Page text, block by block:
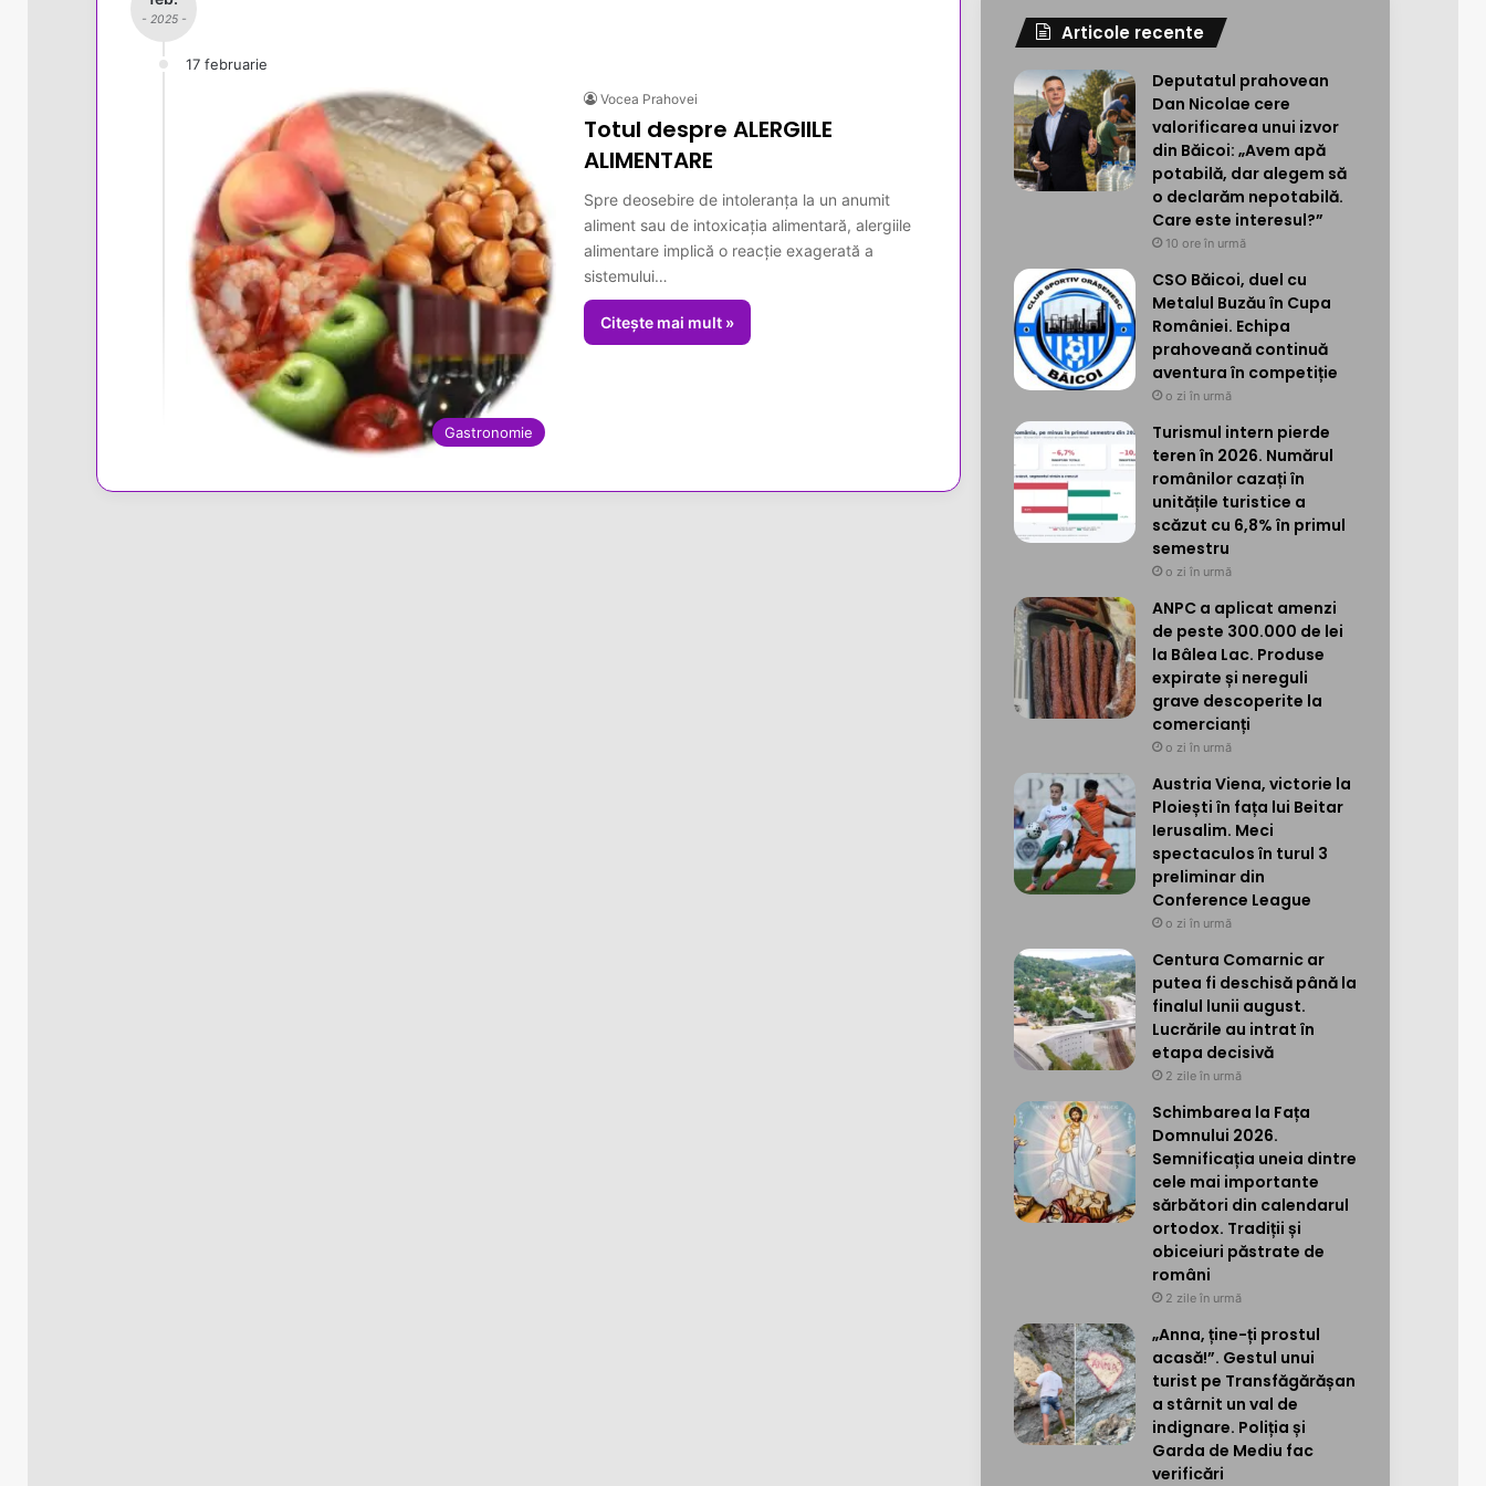
- 2025 -
17 februarie
Gastronomie
Vocea Prahovei
Totul despre ALERGIILE
ALIMENTARE
Spre deosebire de intoleranța la un anumit
aliment sau de intoxicația alimentară, alergiile
alimentare implică o reacție exagerată a
sistemului…
Citește mai mult »
Articole recente
Deputatul prahovean
Dan Nicolae cere
valorificarea unui izvor
din Băicoi: „Avem apă
potabilă, dar alegem să
o declarăm nepotabilă.
Care este interesul?”
10 ore în urmă
CSO Băicoi, duel cu
Metalul Buzău în Cupa
României. Echipa
prahoveană continuă
aventura în competiție
o zi în urmă
Turismul intern pierde
teren în 2026. Numărul
românilor cazați în
unitățile turistice a
scăzut cu 6,8% în primul
semestru
o zi în urmă
ANPC a aplicat amenzi
de peste 300.000 de lei
la Bâlea Lac. Produse
expirate și nereguli
grave descoperite la
comercianți
o zi în urmă
Austria Viena, victorie la
Ploiești în fața lui Beitar
Ierusalim. Meci
spectaculos în turul 3
preliminar din
Conference League
o zi în urmă
Centura Comarnic ar
putea fi deschisă până la
finalul lunii august.
Lucrările au intrat în
etapa decisivă
2 zile în urmă
Schimbarea la Fața
Domnului 2026.
Semnificația uneia dintre
cele mai importante
sărbători din calendarul
ortodox. Tradiții și
obiceiuri păstrate de
români
2 zile în urmă
„Anna, ține-ți prostul
acasă!”. Gestul unui
turist pe Transfăgărășan
a stârnit un val de
indignare. Poliția și
Garda de Mediu fac
verificări